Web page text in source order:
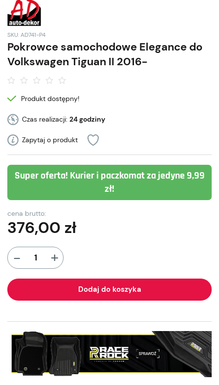
SKU: AD741-P4
Pokrowce samochodowe Elegance do
Volkswagen Tiguan II 2016-
Produkt dostępny!
Czas realizacji: 24 godziny
Zapytaj o produkt
Super oferta! Kurier i paczkomat za jedyne 9,99
zł!
cena brutto:
376,00 zł
- +
Dodaj do koszyka